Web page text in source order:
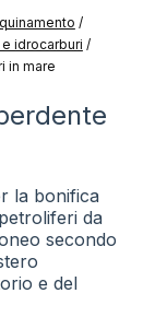
/
idrocarburi /
in mare
la bonifica
da
secondo
e del